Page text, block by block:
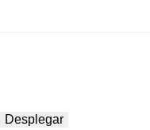
Desplegar